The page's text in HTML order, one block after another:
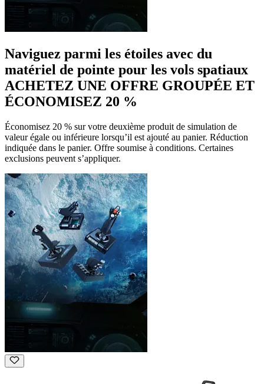
Naviguez parmi les étoiles avec du
matériel de pointe pour les vols spatiaux
ACHETEZ UNE OFFRE GROUPÉE ET
ÉCONOMISEZ 20 %
Économisez 20 % sur votre deuxième produit de simulation de
valeur égale ou inférieure lorsqu’il est ajouté au panier. Réduction
indiquée dans le panier. Offre soumise à conditions. Certaines
exclusions peuvent s’appliquer.